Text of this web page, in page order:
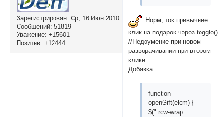
box-sizing:
}
.spoiler
margin: 0;
}
Зарегистрирован: Ср, 16 Июн 2010
Сообщений: 51819
Уважение: +15601
Позитив: +12444
Норм, ток привычнее
клик на подарок через toggle()
//Недоумение при новом
разворачивании при втором
клике
Добавка
function
openGift(elem) {
$(".row-wrap